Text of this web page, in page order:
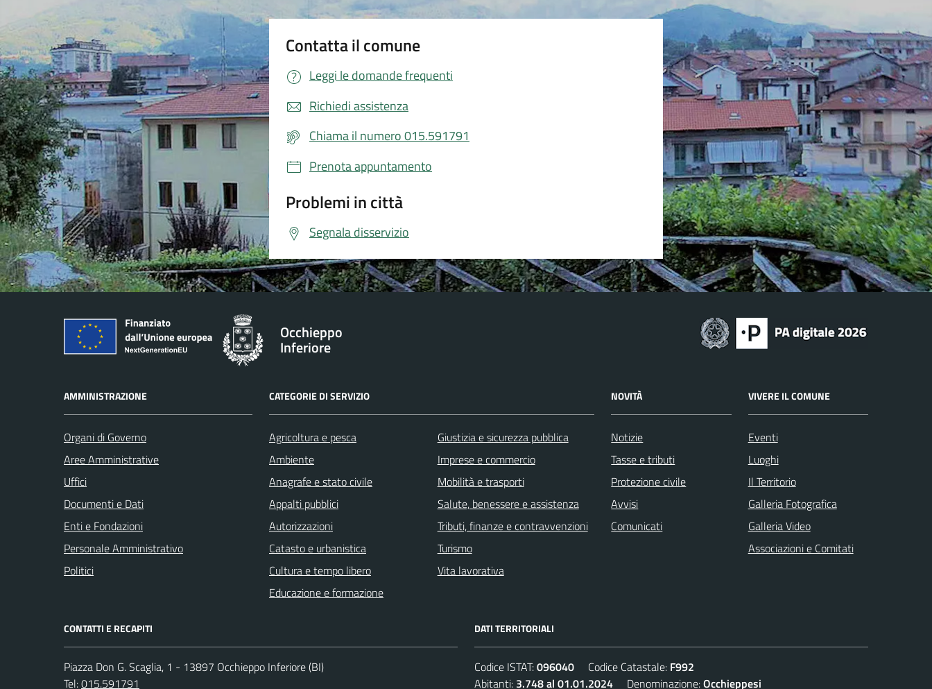
Contatta il comune
Leggi le domande frequenti
Richiedi assistenza
Chiama il numero 015.591791
Prenota appuntamento
Problemi in città
Segnala disservizio
Occhieppo
Inferiore
AMMINISTRAZIONE
Organi di Governo
Aree Amministrative
Uffici
Documenti e Dati
Enti e Fondazioni
Personale Amministrativo
Politici
CATEGORIE DI SERVIZIO
Agricoltura e pesca
Ambiente
Anagrafe e stato civile
Appalti pubblici
Autorizzazioni
Catasto e urbanistica
Cultura e tempo libero
Educazione e formazione
Giustizia e sicurezza pubblica
Imprese e commercio
Mobilità e trasporti
Salute, benessere e assistenza
Tributi, finanze e contravvenzioni
Turismo
Vita lavorativa
NOVITÀ
Notizie
Tasse e tributi
Protezione civile
Avvisi
Comunicati
VIVERE IL COMUNE
Eventi
Luoghi
Il Territorio
Galleria Fotografica
Galleria Video
Associazioni e Comitati
CONTATTI E RECAPITI
Piazza Don G. Scaglia, 1 - 13897 Occhieppo Inferiore (BI)
Tel:015.591791
DATI TERRITORIALI
Codice ISTAT:096040 Codice Catastale: F992
Abitanti: 3.748 al 01.01.2024 Denominazione:Occhieppesi